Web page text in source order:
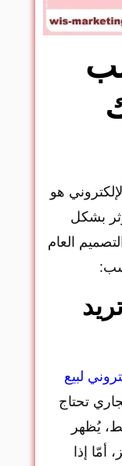
هو
بشكل
العام
لبيع
تحتاج
يُظهر
أمّا إذا